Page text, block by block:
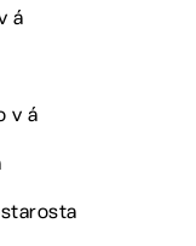
á
v á